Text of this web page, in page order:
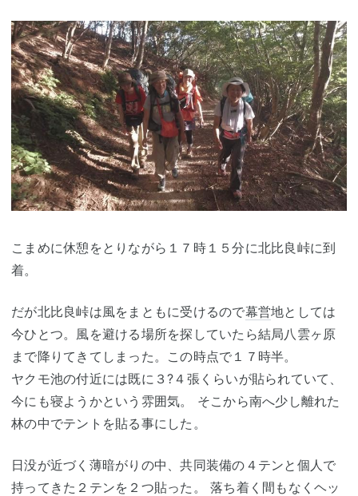
こまめに休憩をとりながら１７時１５分に北比良峠に到
着。
だが北比良峠は風をまともに受けるので幕営地としては
今ひとつ。風を避ける場所を探していたら結局八雲ヶ原
まで降りてきてしまった。この時点で１７時半。
ヤクモ池の付近には既に３?４張くらいが貼られていて、
今にも寝ようかという雰囲気。 そこから南へ少し離れた
林の中でテントを貼る事にした。
日没が近づく薄暗がりの中、共同装備の４テンと個人で
持ってきた２テンを２つ貼った。 落ち着く間もなくヘッ